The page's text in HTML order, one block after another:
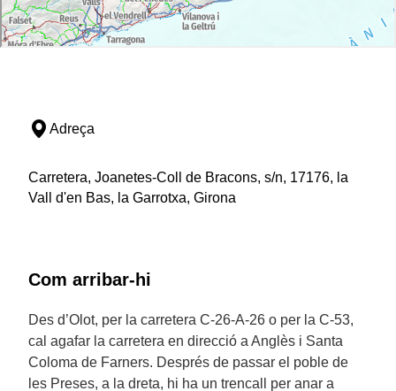
Adreça
Carretera, Joanetes-Coll de Bracons, s/n, 17176, la
Vall d'en Bas, la Garrotxa, Girona
Com arribar-hi
Des d’Olot, per la carretera C-26-A-26 o per la C-53,
cal agafar la carretera en direcció a Anglès i Santa
Coloma de Farners. Després de passar el poble de
les Preses, a la dreta, hi ha un trencall per anar a